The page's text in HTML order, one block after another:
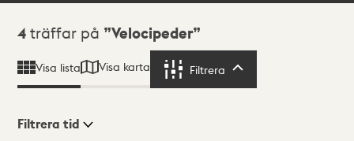
Sökresultat
4 träffar på Velocipeder
Visa lista Visa karta Filtrera
Filtrera tid